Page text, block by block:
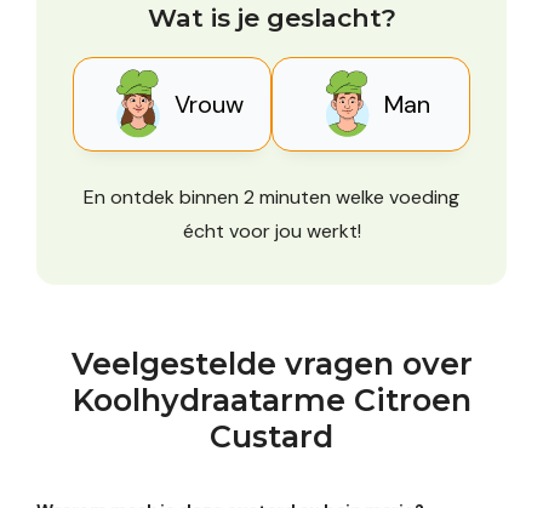
Wat is je geslacht?
Vrouw Man
En ontdek binnen 2 minuten welke voeding
écht voor jou werkt!
Veelgestelde vragen over
Koolhydraatarme Citroen
Custard